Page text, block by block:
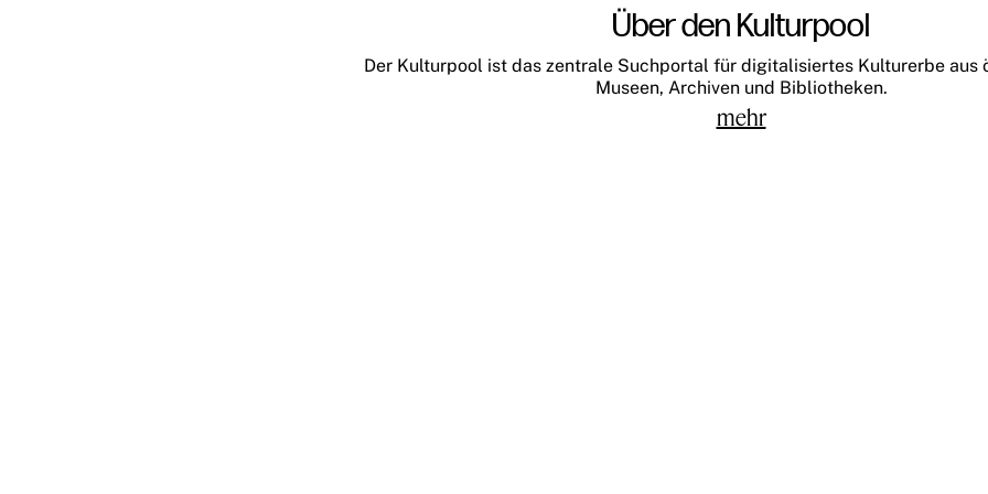
Über den Kulturpool
Der Kulturpool ist das zentrale Suchportal für digitalisiertes Kulturerbe aus
Museen, Archiven und Bibliotheken.
mehr